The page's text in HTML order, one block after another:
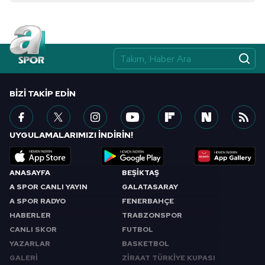
ANASAYFA
A SPOR CANLI YAYIN
A SPOR RADYO
HABERLER
CANLI SKOR
YAZARLAR
GALERİ
BEŞİKTAŞ
GALATASARAY
FENERBAHÇE
TRABZONSPOR
FUTBOL
BASKETBOL
ZİRAAT TÜRKİYE KUPASI
BIZI TAKIP EDIN
UYGULAMALARIMIZI İNDİRİN!